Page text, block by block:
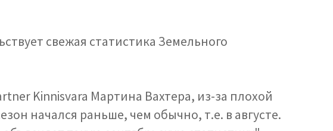
свежая статистика Земельного
Kinnisvara Мартина Вахтера, из-за плохой
начался раньше, чем обычно, т.е. в августе.